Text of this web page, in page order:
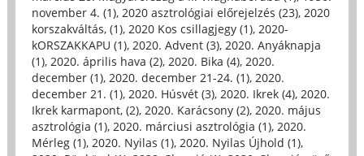
november 4. (1), 2020 asztrológiai előrejelzés (23), 2020
korszakváltás, (1), 2020 Kos csillagjegy (1), 2020-
kORSZAKKAPU (1), 2020. Advent (3), 2020. Anyáknapja
(1), 2020. április hava (2), 2020. Bika (4), 2020.
december (1), 2020. december 21-24. (1), 2020.
december 21. (1), 2020. Húsvét (3), 2020. Ikrek (4), 2020.
Ikrek karmapont, (2), 2020. Karácsony (2), 2020. május
asztrológia (1), 2020. márciusi asztrológia (1), 2020.
Mérleg (1), 2020. Nyilas (1), 2020. Nyilas Újhold (1),